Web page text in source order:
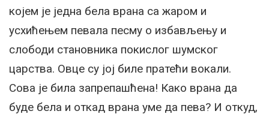
којем је једна бела врана са жаром и
усхићењем певала песму о избављењу и
слободи становника покислог шумског
царства. Овце су јој биле пратећи вокали.
Сова је била запрепашћена! Како врана да
буде бела и откад врана уме да пева? И откуд,